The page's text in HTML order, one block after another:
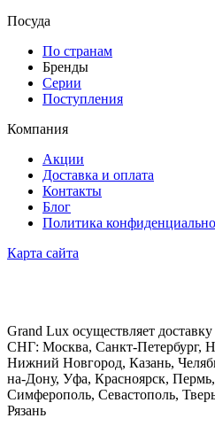
Посуда
По странам
Бренды
Серии
Поступления
Компания
Акции
Доставка и оплата
Контакты
Блог
Политика
Карта сайта
Grand Lux осуществляет
СНГ: Москва, Санкт-Петербург,
Нижний Новгород, Казань,
на-Дону, Уфа, Красноярск,
Симферополь, Севастополь,
Рязань